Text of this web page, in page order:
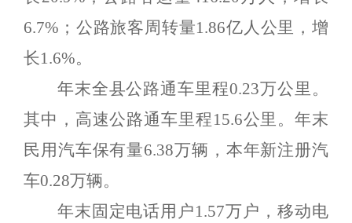
6.7% ；公路旅客周转量1.86亿人公里，增
长1.6%。
年末全县公路通车里程0.23万公里。
其中，高速公路通车里程15.6公里。年末
民用汽车保有量6.38万辆，本年新注册汽
车0.28万辆。
年末固定电话用户1.57万户 ，移动电